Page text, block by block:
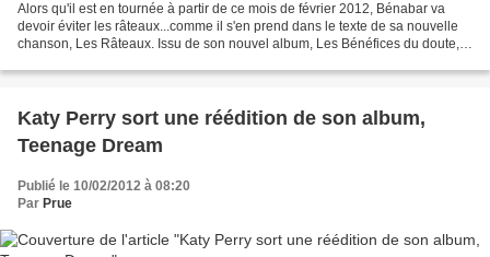
Alors qu'il est en tournée à partir de ce mois de février 2012, Bénabar va
devoir éviter les râteaux...comme il s'en prend dans le texte de sa nouvelle
chanson, Les Râteaux. Issu de son nouvel album, Les Bénéfices du doute,
Katy Perry sort une réédition de son album,
Teenage Dream
Publié le 10/02/2012 à 08:20
Par Prue